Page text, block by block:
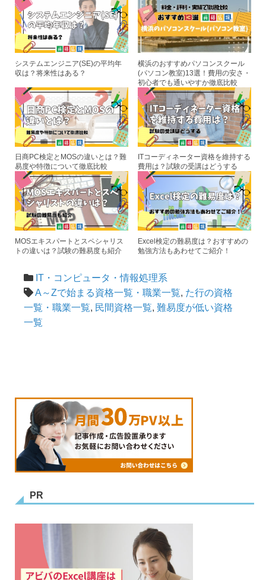
o
o
k
システムエンジニア(SE)の平均年
収は？将来性はある？
横浜のおすすめパソコンスクール
(パソコン教室)13選！費用の安さ・
初心者でも通いやすか徹底比較
日商PC検定とMOSの違いとは？難
易度や特徴について徹底比較
ITコーディネーター資格を維持する
費用は？試験の受講はどうする
MOSエキスパートとスペシャリス
トの違いは？試験の難易度も紹介
Excel検定の難易度は？おすすめの
勉強方法もあわせてご紹介！
IT・コンピュータ・情報処理系
A～Zで始まる資格一覧・職業一覧, た行の資格
一覧・職業一覧, 民間資格一覧, 難易度が低い資格
一覧
PR